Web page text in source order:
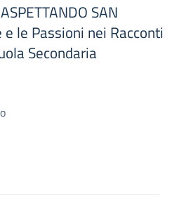
SAN
e le Passioni nei Racconti
Secondaria